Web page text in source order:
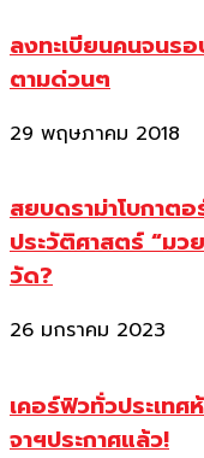
ลงทะเบียนคนจนร
ตามด่วนๆ
29 พฤษภาคม 2018
สยบดราม่าโบกาต
ประวัติศาสตร์ “มว
วัด?
26 มกราคม 2023
เคอร์ฟิวทั่วประเทศ
จาฯประกาศแล้ว!